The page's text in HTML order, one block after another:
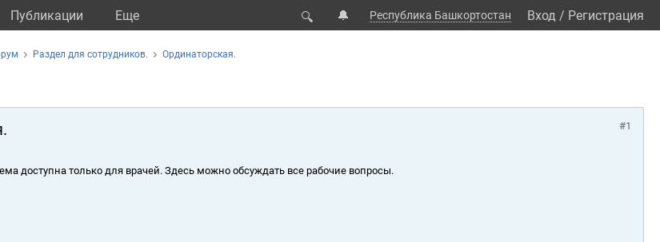
Публикации Eще 🔍 🔔 Республика Башкортостан Вход / Регистрация
Раздел для сотрудников. Ординаторская.
#1
доступна только для врачей. Здесь можно обсуждать все рабочие вопросы.